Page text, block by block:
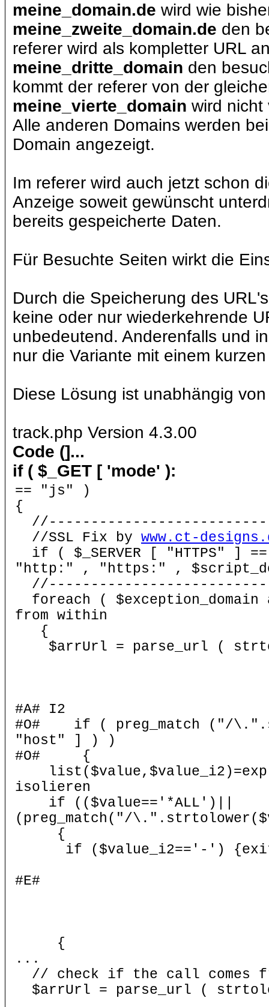
meine_domain.de wird wie
meine_zweite_domain.de den
referer wird als kompletter URL
meine_dritte_domain den
kommt der referer von der
meine_vierte_domain wird nicht
Alle anderen Domains werden
Domain angezeigt.
Im referer wird auch jetzt schon
Anzeige soweit gewünscht
bereits gespeicherte Daten.
Für Besuchte Seiten wirkt die
Durch die Speicherung des
keine oder nur wiederkehrende
unbedeutend. Anderenfalls und
nur die Variante mit einem
Diese Lösung ist unabhängig
track.php Version 4.3.00
Code (]...
if ( $_GET [ 'mode' ):
== "js" )
{
//SSL Fix by www.ct-
if ( $_SERVER [ "HTTPS" ]
"http:" , "https:" ,
foreach (
from within
{
$arrUrl = parse_url (
#A# I2
#O# if ( preg_match ("/
"host" ] ) )
#O# {
isolieren
if (($value=='*ALL')||
(preg_match("/
{
if ($value_i2=='-')
#E#
{
...
// check if the call comes
$arrUrl = parse_url (